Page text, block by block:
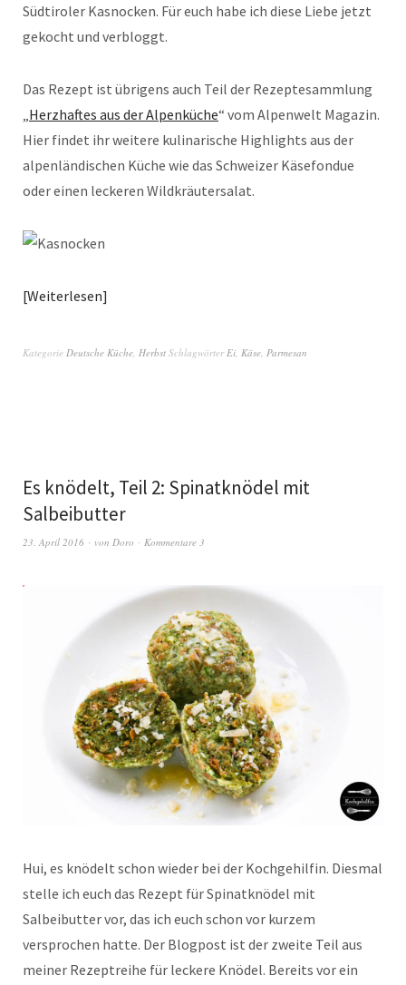
Südtiroler Kasnocken. Für euch habe ich diese Liebe jetzt
gekocht und verbloggt.
Das Rezept ist übrigens auch Teil der Rezeptesammlung
Herzhaftes aus der Alpenküche“ vom Alpenwelt Magazin.
Hier findet ihr weitere kulinarische Highlights aus der
alpenländischen Küche wie das Schweizer Käsefondue
oder einen leckeren Wildkräutersalat.
Weiterlesen
Kategorie Deutsche Küche Herbst Schlagwörter Ei Käse Parmesan
Es knödelt, Teil 2: Spinatknödel mit
Salbeibutter
23. April 2016 von Doro Kommentare 3
Hui, es knödelt schon wieder bei der Kochgehilfin. Diesmal
stelle ich euch das Rezept für Spinatknödel mit
Salbeibutter vor, das ich euch schon vor kurzem
versprochen hatte. Der Blogpost ist der zweite Teil aus
meiner Rezeptreihe für leckere Knödel. Bereits vor ein